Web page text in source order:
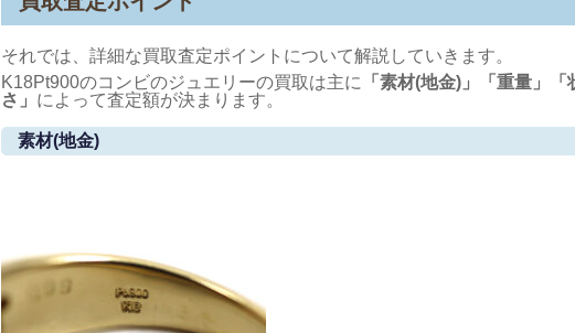
それでは、詳細な買取査定ポイントについて解説していきます。
K18Pt900のコンビのジュエリーの買取は主に 「素材(地金)」「重量」
さ」 によって査定額が決まります。
素材(地金)